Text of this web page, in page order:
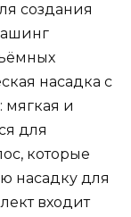
создания
насадка с
мягкая и
для
которые
насадку для
входит